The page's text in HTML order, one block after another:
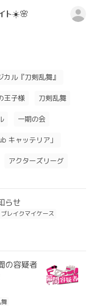
ト☀️🌸
カル『刀剣乱舞』
王子様 刀剣乱舞
一期の会
キャッテリア」
アクターズリーグ
らせ
ブレイクマイケース
の容疑者